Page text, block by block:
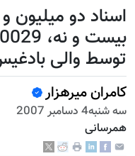
اسناد دو
توسط والی
کامران میرهزار
سه شنبه4 دسامبر 2007
همرسانی